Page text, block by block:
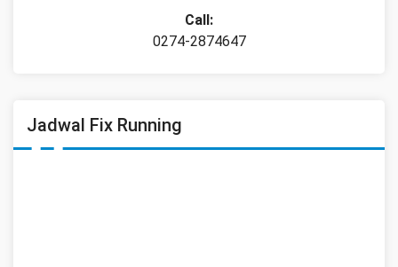
Call:
0274-2874647
Jadwal Fix Running